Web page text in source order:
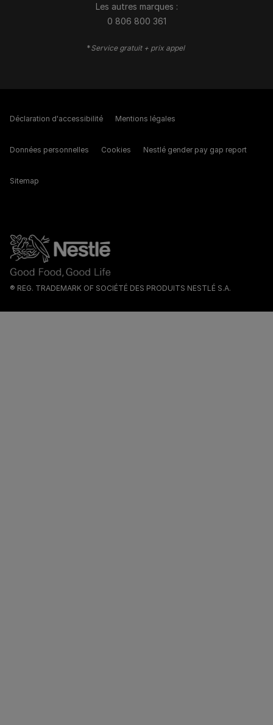
Les autres marques :​
0 806 800 361
*Service gratuit + prix appel
® REG. TRADEMARK OF SOCIÉTÉ DES PRODUITS NESTLÉ S.A.
Déclaration d'accessibilité Mentions légales
Données personnelles Cookies Nestlé gender pay gap report
Sitemap